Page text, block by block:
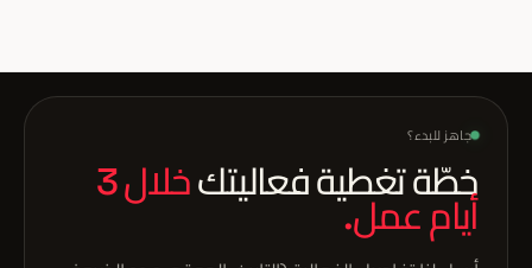
قبل الفعالية بأسبوعين.
جاهز للبدء؟
خطّة تغطية فعاليتك خلال 3 أيام عمل.